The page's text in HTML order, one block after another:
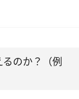
のか？（例